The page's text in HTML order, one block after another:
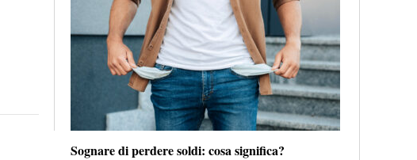
Sognare di perdere soldi: cosa significa?